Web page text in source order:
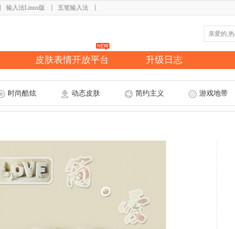
输入法Linux版 五笔输入法
皮肤表情开放平台 升级日志
时尚酷炫 动态皮肤 简约主义 游戏地带